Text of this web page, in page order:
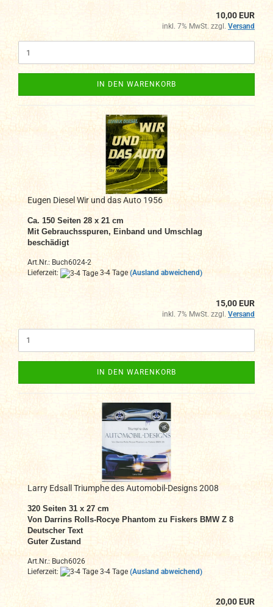
10,00 EUR
inkl. 7% MwSt. zzgl. Versand
IN DEN WARENKORB
Eugen Diesel Wir und das Auto 1956
Ca. 150 Seiten 28 x 21 cm
Mit Gebrauchsspuren, Einband und Umschlag
beschädigt
Art.Nr.: Buch6024-2
Lieferzeit:
3-4 Tage (Ausland abweichend)
15,00 EUR
inkl. 7% MwSt. zzgl. Versand
IN DEN WARENKORB
Larry Edsall Triumphe des Automobil-Designs 2008
320 Seiten 31 x 27 cm
Von Darrins Rolls-Rocye Phantom zu Fiskers BMW Z 8
Deutscher Text
Guter Zustand
Art.Nr.: Buch6026
Lieferzeit:
3-4 Tage (Ausland abweichend)
20,00 EUR